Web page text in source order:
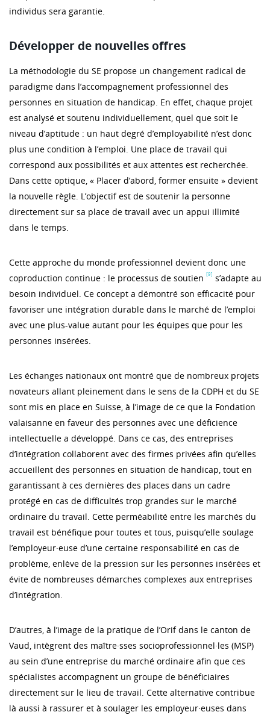
individus sera garantie.
Développer de nouvelles offres
La méthodologie du SE propose un changement radical de
paradigme dans l’accompagnement professionnel des
personnes en situation de handicap. En effet, chaque projet
est analysé et soutenu individuellement, quel que soit le
niveau d’aptitude : un haut degré d’employabilité n’est donc
plus une condition à l’emploi. Une place de travail qui
correspond aux possibilités et aux attentes est recherchée.
Dans cette optique, « Placer d’abord, former ensuite » devient
la nouvelle règle. L’objectif est de soutenir la personne
directement sur sa place de travail avec un appui illimité
dans le temps.
Cette approche du monde professionnel devient donc une
coproduction continue : le processus de soutien [9] s’adapte au
besoin individuel. Ce concept a démontré son efficacité pour
favoriser une intégration durable dans le marché de l’emploi
avec une plus-value autant pour les équipes que pour les
personnes insérées.
Les échanges nationaux ont montré que de nombreux projets
novateurs allant pleinement dans le sens de la CDPH et du SE
sont mis en place en Suisse, à l’image de ce que la Fondation
valaisanne en faveur des personnes avec une déficience
intellectuelle a développé. Dans ce cas, des entreprises
d’intégration collaborent avec des firmes privées afin qu’elles
accueillent des personnes en situation de handicap, tout en
garantissant à ces dernières des places dans un cadre
protégé en cas de difficultés trop grandes sur le marché
ordinaire du travail. Cette perméabilité entre les marchés du
travail est bénéfique pour toutes et tous, puisqu’elle soulage
l’employeur·euse d’une certaine responsabilité en cas de
problème, enlève de la pression sur les personnes insérées et
évite de nombreuses démarches complexes aux entreprises
d’intégration.
D’autres, à l’image de la pratique de l’Orif dans le canton de
Vaud, intègrent des maître·sses socioprofessionnel·les (MSP)
au sein d’une entreprise du marché ordinaire afin que ces
spécialistes accompagnent un groupe de bénéficiaires
directement sur le lieu de travail. Cette alternative contribue
là aussi à rassurer et à soulager les employeur·euses dans